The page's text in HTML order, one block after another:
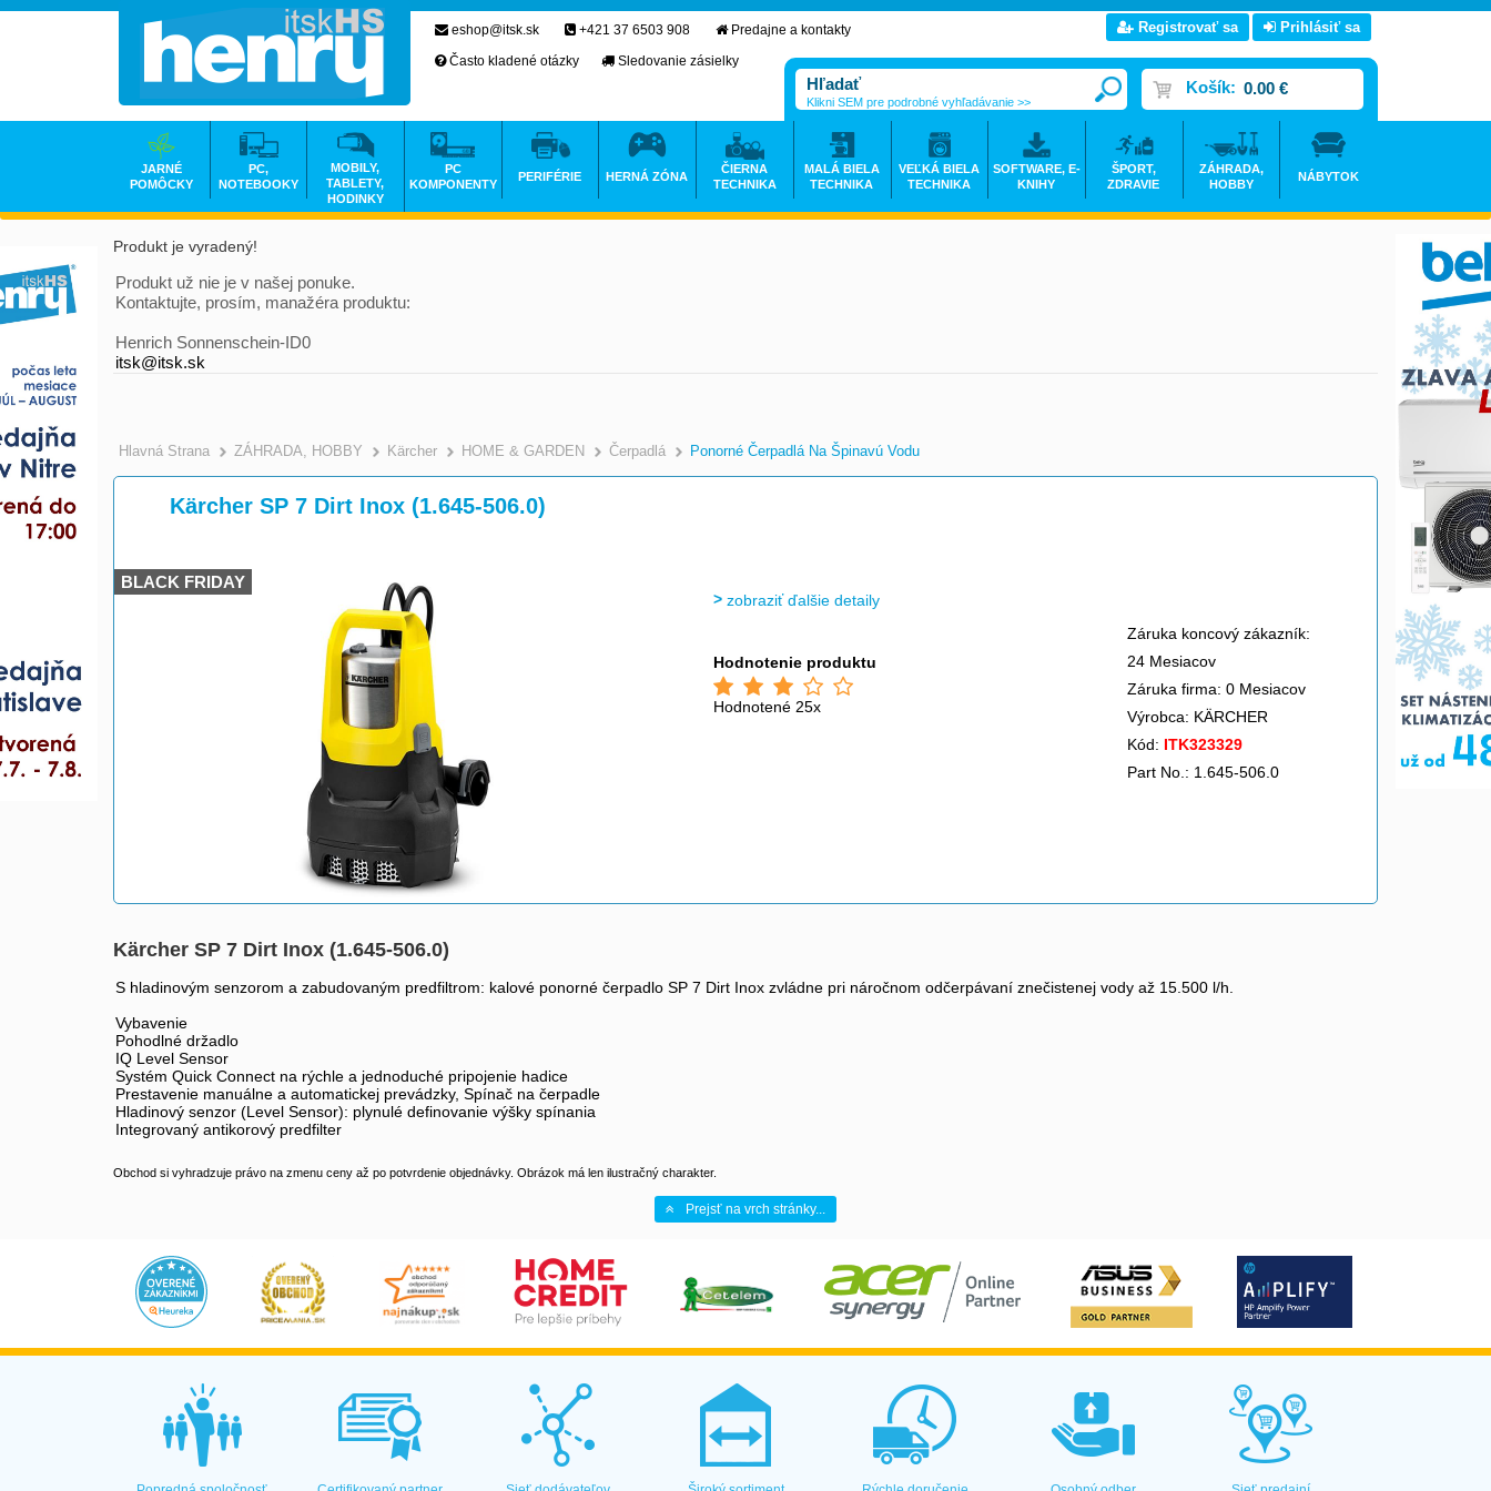
Produkt je vyradený!
Produkt už nie je v našej ponuke.
Kontaktujte, prosím, manažéra produktu:
Henrich Sonnenschein-ID0
itsk@itsk.sk
Hlavná Strana >
ZÁHRADA, HOBBY >
Kärcher >
HOME & GARDEN >
Čerpadlá >
Ponorné Čerpadlá Na Špinavú Vodu
Kärcher SP 7 Dirt Inox (1.645-506.0)
BLACK FRIDAY
zobraziť ďalšie detaily
Hodnotenie produktu
Hodnotené 25x
Záruka koncový zákazník:
24 Mesiacov
Záruka firma: 0 Mesiacov
Výrobca: KÄRCHER
Kód: ITK323329
Part No.: 1.645-506.0
Kärcher SP 7 Dirt Inox (1.645-506.0)
S hladinovým senzorom a zabudovaným predfiltrom: kalové ponorné čerpadlo SP 7 Dirt Inox zvládne pri náročnom odčerpávaní znečistenej vody až 15.500 l/h.
Vybavenie
Pohodlné držadlo
IQ Level Sensor
Systém Quick Connect na rýchle a jednoduché pripojenie hadice
Prestavenie manuálne a automatickej prevádzky, Spínač na čerpadle
Hladinový senzor (Level Sensor): plynulé definovanie výšky spínania
Integrovaný antikorový predfilter
Obchod si vyhradzuje právo na zmenu ceny až po potvrdenie objednávky. Obrázok má len ilustračný charakter.
Prejsť na vrch stránky...
eshop@itsk.sk +421 37 6503 908
Predajne a kontakty
Často kladené otázky
Sledovanie zásielky
Registrovať sa Prihlásiť sa
Košík: 0.00 €
Klikni SEM pre podrobné vyhľadávanie >>
JARNÉ
POMÔCKY
PC,
NOTEBOOKY
MOBILY,
TABLETY,
HODINKY
PC
KOMPONENTY
PERIFÉRIE HERNÁ ZÓNA
ČIERNA
TECHNIKA
MALÁ BIELA
TECHNIKA
VEĽKÁ BIELA
TECHNIKA
SOFTWARE, E-
KNIHY
ŠPORT,
ZDRAVIE
ZÁHRADA,
HOBBY
NÁBYTOK